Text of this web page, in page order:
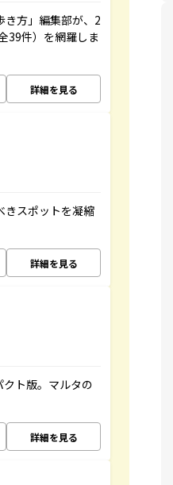
き方」編集部が、2
39件）を網羅しま
詳細を見る
きスポットを凝縮
詳細を見る
ト版。マルタの
詳細を見る